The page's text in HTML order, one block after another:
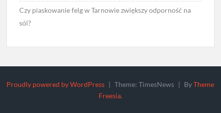
Czy piaskowanie felg w Tarnowie zwiększy odporność na
sól?
Proudly powered by WordPress | Theme: TimesNews | ByTheme
Freesia.